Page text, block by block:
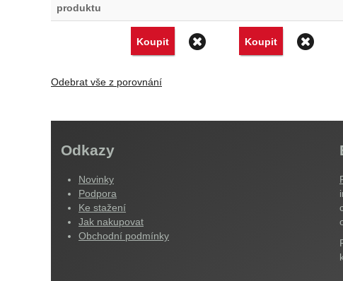
produktu
Koupit Odstranit
Koupit
Odebrat vše z porovnání
Odkazy
Novinky
Podpora
Ke stažení
Jak nakupovat
Obchodní podmínky